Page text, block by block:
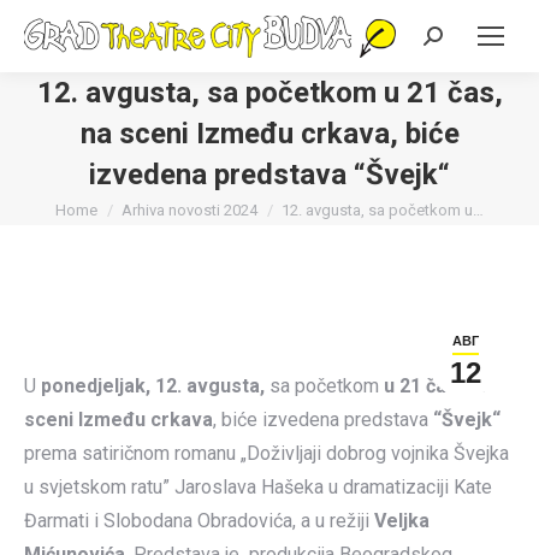
Search:
12. avgusta, sa početkom u 21 čas,
na sceni Između crkava, biće
izvedena predstava “Švejk“
You are here:
Home Arhiva novosti 2024 12. avgusta, sa početkom u…
АВГ
12
U ponedjeljak, 12. avgusta, sa početkom u 21 čas, na
sceni Između crkava, biće izvedena predstava “Švejk“
prema satiričnom romanu „Doživljaji dobrog vojnika Švejka
u svjetskom ratu” Jaroslava Hašeka u dramatizaciji Kate
Đarmati i Slobodana Obradovića, a u režiji Veljka